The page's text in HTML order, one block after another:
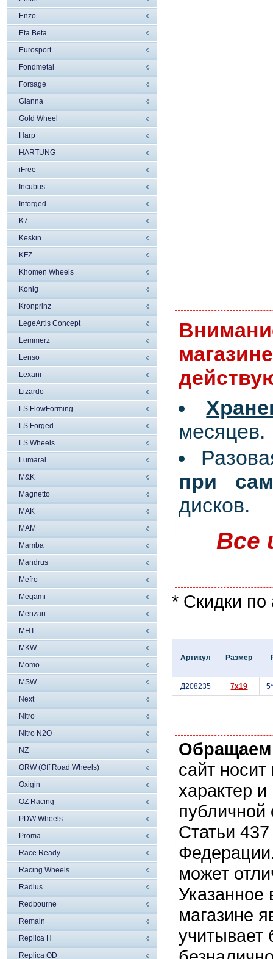
Enzo
Eta Beta
Eurosport
Fondmetal
Forsage
Gianna
Gold Wheel
Harp
HARTUNG
iFree
Incubus
Inforged
K7
Keskin
KFZ
Khomen Wheels
Konig
Kronprinz
LegeArtis Concept
Lemmerz
Lenso
Lexani
Lizardo
LS FlowForming
LS Forged
LS Wheels
Lumarai
M&K
Magnetto
MAK
MAM
Mamba
Mandrus
Mefro
Megami
Menzari
MHT
MKW
Momo
MSW
Next
Nitro
Nitro N2O
NZ
ORW (Off Road Wheels)
Oxigin
OZ Racing
PDW Wheels
Proma
Race Ready
Racing Wheels
Radius
Redbourne
Remain
Replica H
Replica OD
месяцев.
при
дисков.
Все
* Скидки по
Артикул Размер
Д208235 7x19
сайт
характер
Статьи
может
магазине
учитывает